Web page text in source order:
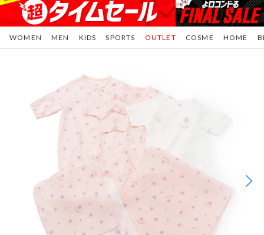
WOMEN MEN KIDS SPORTS COSME HOME
OUTLET